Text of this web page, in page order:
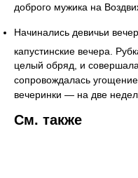
доброго мужика на
Начинались девичьи
капустинские вечера.
целый обряд, и
сопровождалась
вечеринки — на две
См. также